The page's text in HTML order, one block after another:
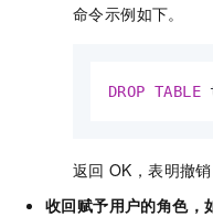
命令示例如下。
DROP TABLE
返回 OK，表明撤销
收回赋予用户的角色，